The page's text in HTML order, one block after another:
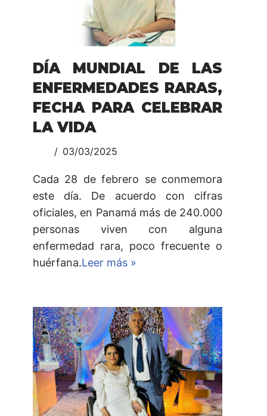
DÍA MUNDIAL DE LAS
ENFERMEDADES RARAS,
FECHA PARA CELEBRAR
LA VIDA
03/03/2025
Cada 28 de febrero se conmemora
este día. De acuerdo con cifras
oficiales, en Panamá más de 240.000
personas viven con alguna
enfermedad rara, poco frecuente o
huérfana.Leer más »